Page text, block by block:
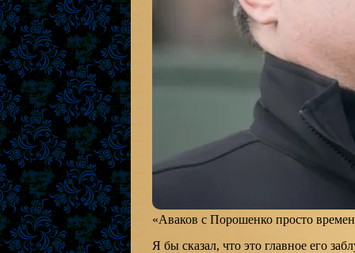
«Аваков с Порошенко просто
Я бы сказал, что это главное его